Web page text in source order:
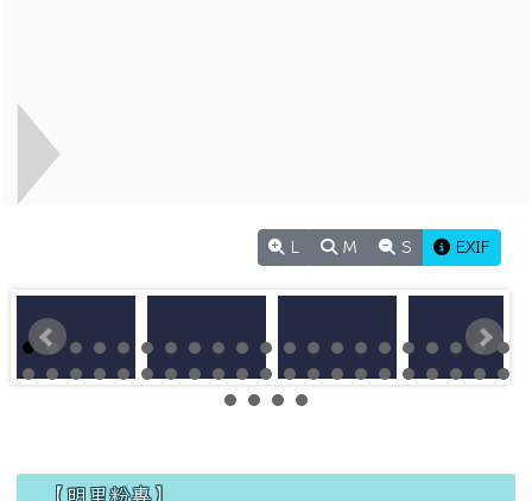
M S EXIF
左邊區域內容
【明里粉專】